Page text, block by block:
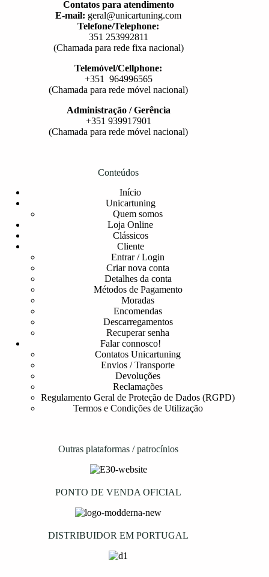
Contatos para atendimento
E-mail: geral@unicartuning.com
Telefone/Telephone:
351 253992811
(Chamada para rede fixa nacional)
Telemóvel/Cellphone:
+351 964996565
(Chamada para rede móvel nacional)
Administração / Gerência
+351 939917901
(Chamada para rede móvel nacional)
Conteúdos
Início
Unicartuning
Quem somos
Loja Online
Clássicos
Cliente
Entrar / Login
Criar nova conta
Detalhes da conta
Métodos de Pagamento
Moradas
Encomendas
Descarregamentos
Recuperar senha
Falar connosco!
Contatos Unicartuning
Envios / Transporte
Devoluções
Reclamações
Regulamento Geral de Proteção de Dados (RGPD)
Termos e Condições de Utilização
Outras plataformas / patrocínios
PONTO DE VENDA OFICIAL
DISTRIBUIDOR EM PORTUGAL